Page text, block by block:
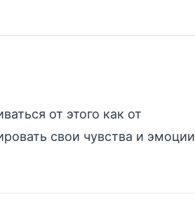
от этого как от
свои чувства и эмоции